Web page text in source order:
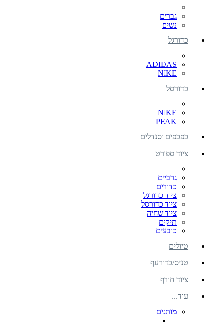
גברים
נשים
כדורגל
ADIDAS
NIKE
כדורסל
NIKE
PEAK
כפכפים וסנדלים
ציוד ספורט
גרביים
כדורים
ציוד כדורגל
ציוד כדורסל
ציוד שחיה
תיקים
כובעים
טיולים
טניס/כדורעף
ציוד חורף
עוד...
מותגים